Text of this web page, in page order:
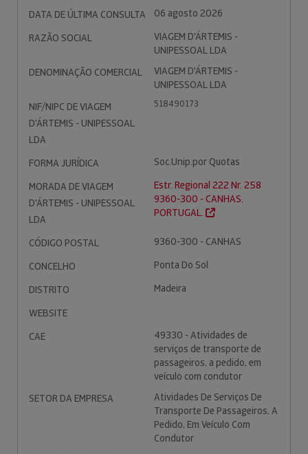
DATA DE ÚLTIMA CONSULTA
06 agosto 2026
RAZÃO SOCIAL
VIAGEM D'ÁRTEMIS -
UNIPESSOAL LDA
DENOMINAÇÃO COMERCIAL
VIAGEM D'ÁRTEMIS -
UNIPESSOAL LDA
NIF/NIPC DE VIAGEM
D'ÁRTEMIS - UNIPESSOAL
LDA
518490173
FORMA JURÍDICA
Soc.Unip.por Quotas
MORADA DE VIAGEM
D'ÁRTEMIS - UNIPESSOAL
LDA
Estr. Regional 222 Nr. 258
9360-300 - CANHAS.
PORTUGAL.
CÓDIGO POSTAL
9360-300 - CANHAS
CONCELHO
Ponta Do Sol
DISTRITO
Madeira
WEBSITE
CAE
49330 - Atividades de
serviços de transporte de
passageiros, a pedido, em
veículo com condutor
SETOR DA EMPRESA
Atividades De Serviços De
Transporte De Passageiros, A
Pedido, Em Veículo Com
Condutor